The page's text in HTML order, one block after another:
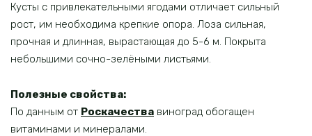
Кусты с привлекательными ягодами отличает сильный
рост, им необходима крепкие опора. Лоза сильная,
прочная и длинная, вырастающая до 5-6 м. Покрыта
небольшими сочно-зелёными листьями.
Полезные свойства:
По данным от Роскачества виноград обогащен
витаминами и минералами.